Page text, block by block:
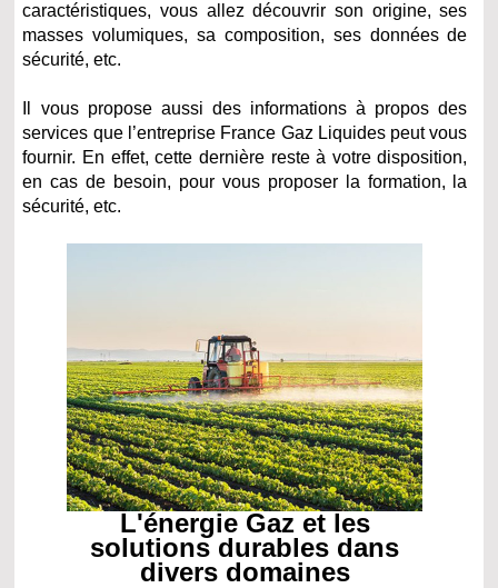
caractéristiques, vous allez découvrir son origine, ses
masses volumiques, sa composition, ses données de
sécurité, etc.
Il vous propose aussi des informations à propos des
services que l’entreprise France Gaz Liquides peut vous
fournir. En effet, cette dernière reste à votre disposition,
en cas de besoin, pour vous proposer la formation, la
sécurité, etc.
L'énergie Gaz et les
solutions durables dans
divers domaines